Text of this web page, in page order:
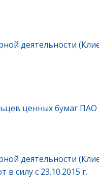
деятельности
ценных бумаг
деятельности
силу с 23.10.2015 г.